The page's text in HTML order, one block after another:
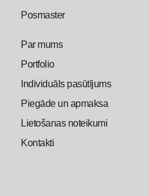
Posmaster
Par mums
Portfolio
Individuāls pasūtījums
Piegāde un apmaksa
Lietošanas noteikumi
Kontakti